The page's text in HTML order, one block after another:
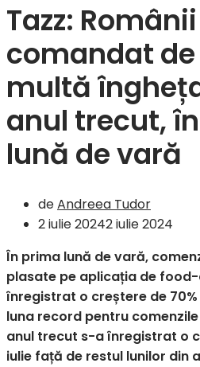
Tazz:
comandat
multă
anul trecut,
lună de vară
deAndreea Tudor
2 iulie 20242 iulie 2024
În prima lună de vară,
plasate pe aplicația de
înregistrat o creștere de
luna record pentru
anul trecut s-a înregistrat o
iulie față de restul lunilor din